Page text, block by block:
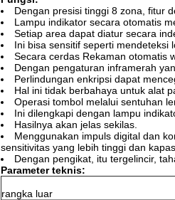
Dengan presisi tinggi 8 zona, fitur
Lampu indikator secara otomatis
Setiap area dapat diatur secara
Ini bisa sensitif seperti mendeteksi
Secara cerdas Rekaman otomatis
Dengan pengaturan inframerah
Perlindungan enkripsi dapat
Hal ini tidak berbahaya untuk alat
Operasi tombol melalui sentuhan
Ini dilengkapi dengan lampu
Hasilnya akan jelas sekilas.
Menggunakan impuls digital dan
sensitivitas yang lebih tinggi dan
Dengan pengikat, itu tergelincir,
Parameter teknis:
rangka luar